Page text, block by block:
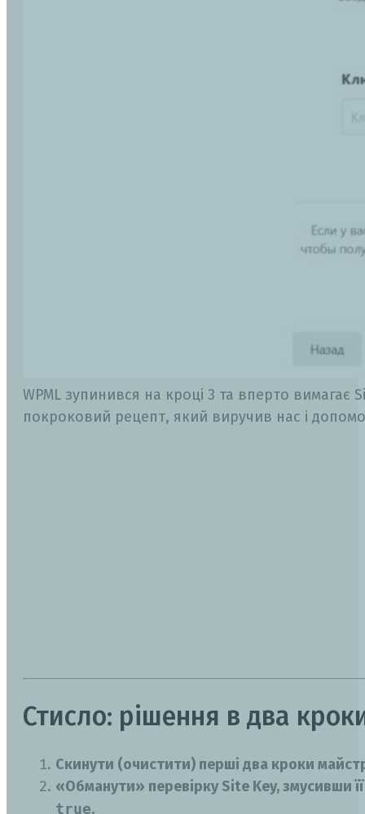
WPML зупинився на кроці 3 та вперто вимагає
покроковий рецепт, який виручив нас і
Стисло: рішення в два
Скинути (очистити) перші два кроки
«Обманути» перевірку Site Key, змусивши
true.